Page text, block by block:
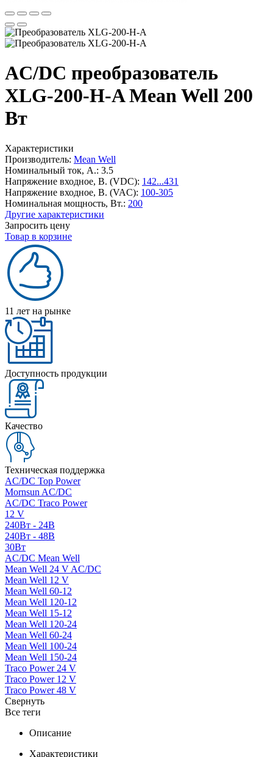
AC/DC преобразователь
XLG-200-H-A Mean Well 200
Вт
Характеристики
Производитель: Mean Well
Номинальный ток, А.: 3.5
Напряжение входное, В. (VDC): 142...431
Напряжение входное, В. (VAC): 100-305
Номинальная мощность, Вт.: 200
Другие характеристики
Запросить цену
Товар в корзине
11 лет на рынке
Доступность продукции
Качество
Техническая поддержка
AC/DC Top Power
Mornsun AC/DC
AC/DC Traco Power
12 V
240Вт - 24В
240Вт - 48В
30Вт
AC/DC Mean Well
Mean Well 24 V AC/DC
Mean Well 12 V
Mean Well 60-12
Mean Well 120-12
Mean Well 15-12
Mean Well 120-24
Mean Well 60-24
Mean Well 100-24
Mean Well 150-24
Traco Power 24 V
Traco Power 12 V
Traco Power 48 V
Свернуть
Все теги
Описание
Характеристики